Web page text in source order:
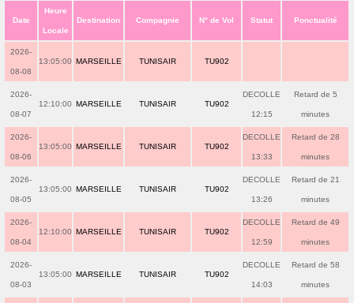
Date
Heure
Locale
Destination Compagnie N° de Vol Statut Ponctualité
2026-
08-08
13:05:00 MARSEILLE TUNISAIR TU902
2026-
08-07
12:10:00 MARSEILLE TUNISAIR TU902
DECOLLE
12:15
Retard de 5
minutes
2026-
08-06
13:05:00 MARSEILLE TUNISAIR TU902
DECOLLE
13:33
Retard de 28
minutes
2026-
08-05
13:05:00 MARSEILLE TUNISAIR TU902
DECOLLE
13:26
Retard de 21
minutes
2026-
08-04
12:10:00 MARSEILLE TUNISAIR TU902
DECOLLE
12:59
Retard de 49
minutes
2026-
08-03
13:05:00 MARSEILLE TUNISAIR TU902
DECOLLE
14:03
Retard de 58
minutes